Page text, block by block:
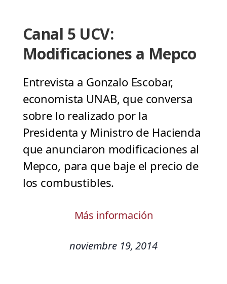
Canal 5 UCV:
Modificaciones a Mepco
Entrevista a Gonzalo Escobar,
economista UNAB, que conversa
sobre lo realizado por la
Presidenta y Ministro de Hacienda
que anunciaron modificaciones al
Mepco, para que baje el precio de
los combustibles.
Más información
noviembre 19, 2014